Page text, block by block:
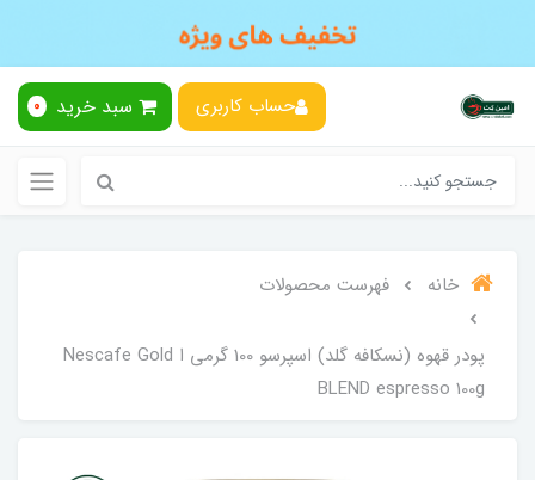
حساب کاربری سبد خرید 0
خانه فهرست محصولات
پودر قهوه (نسکافه گلد) اسپرسو 100 گرمی ا Nescafe Gold
BLEND espresso 100g